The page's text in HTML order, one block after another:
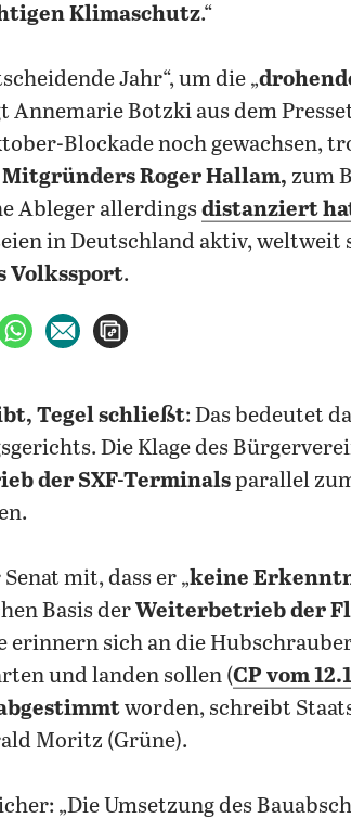
Klimaschutz.“
Jahr“, um die „
Annemarie Botzki aus dem
Blockade noch gewachsen,
Mitgründers Roger Hallam, zum
Ableger allerdingsdistanziert
in Deutschland aktiv, weltweit
Volkssport.
teilen
X teilen
per WhatsApp teilen
per E-Mail teilen
Tegel schließt: Das bedeutet
Die Klage des
der SXF-Terminalsparallel
mit, dass er „keine
Basis derWeiterbetrieb der
erinnern sich an die
und landen sollen (CP vom
worden, schreibt
Moritz (Grüne).
„Die Umsetzung des